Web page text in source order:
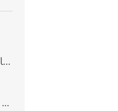
Termo miska "airpac" XPP kulatá bílá 500 ml, Ø11,5 cm (25 ks)
Papírové ručníky 1vrstvé Z-Z zelené LINTEO ECONOMY 23x25 cm (200 ks)